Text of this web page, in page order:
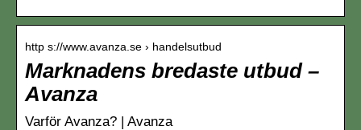
http s://www.avanza.se › handelsutbud
Marknadens bredaste utbud –
Avanza
Varför Avanza? | Avanza